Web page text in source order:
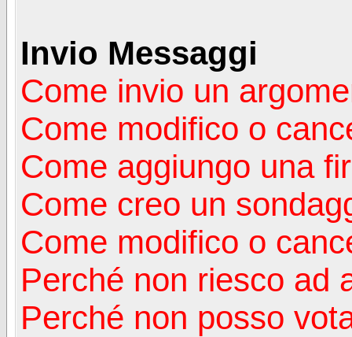
Invio Messaggi
Come invio un
Come modifico o
Come aggiungo una
Come creo un
Come modifico o
Perché non riesco ad
Perché non posso